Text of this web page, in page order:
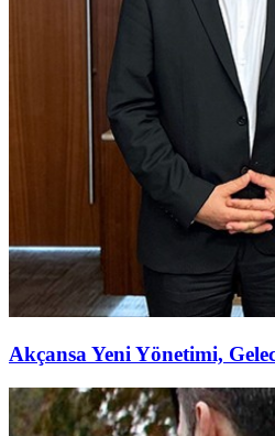
Akçansa Yeni Yönetimi,